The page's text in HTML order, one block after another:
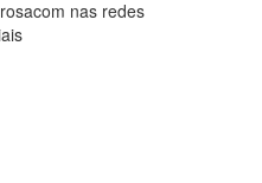
nas redes